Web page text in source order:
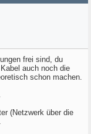
frei sind, du
auch noch die
schon machen.
(Netzwerk über die